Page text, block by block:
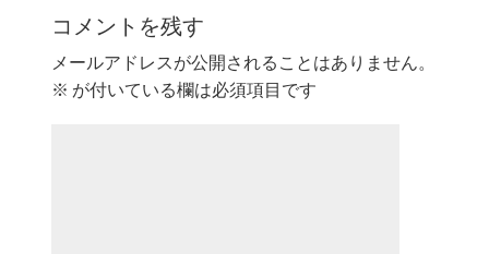
コメントを残す
メールアドレスが公開されることはありません。
※ が付いている欄は必須項目です